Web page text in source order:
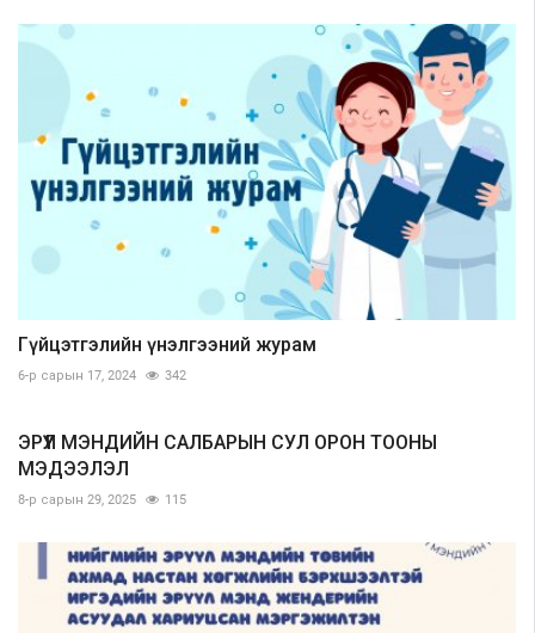
Гүйцэтгэлийн үнэлгээний журам
6-р сарын 17, 2024 342
ЭРҮҮЛ МЭНДИЙН САЛБАРЫН СУЛ ОРОН ТООНЫ
МЭДЭЭЛЭЛ
8-р сарын 29, 2025 115